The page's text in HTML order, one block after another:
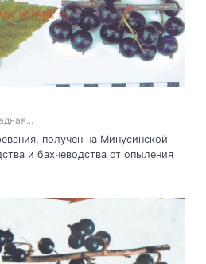
получен на Минусинской
и бахчеводства от опыления